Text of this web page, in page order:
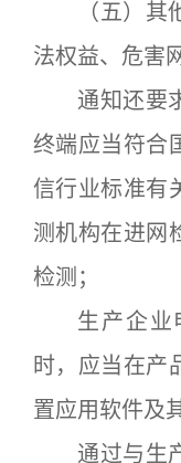
（五）
法权益、危害
通知还要
终端应当符合
信行业标准有
测机构在进网
检测；
生产企业
时，应当在产
置应用软件及
通过与生